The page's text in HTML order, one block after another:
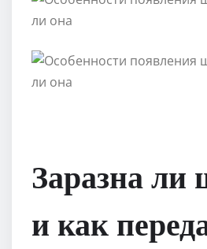
Заразна ли
и как